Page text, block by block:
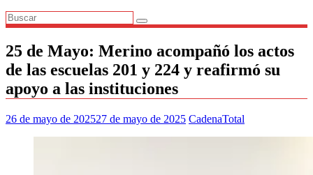
25 de Mayo: Merino acompañó los actos
de las escuelas 201 y 224 y reafirmó su
apoyo a las instituciones
26 de mayo de 202527 de mayo de 2025 CadenaTotal